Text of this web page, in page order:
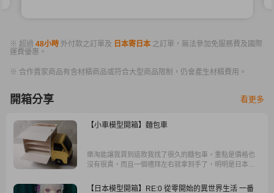
※ 超過 48小時 外付款之訂單及 日本寄日本 之訂單，無法參加免服務費及國際
運費優惠。
※ 合作賣家商品有含材積商品或符合大型商品限制，仍會產生材積費用。
開箱分享 看更多
【小車模型開箱】麵包車
樂淘能讓我買到這款我找了很久的麵包車，重點是價格也
沒有很貴，而且一個禮拜左右就拿到手了，明明是日本卻
續支持樂淘。
【日本模型開箱】RE:0 從零開始的異世界生活 一番